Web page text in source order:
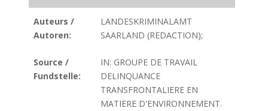
Auteurs /
Autoren:
LANDESKRIMINALAMT
SAARLAND (REDACTION);
Source /
Fundstelle:
IN: GROUPE DE TRAVAIL
DELINQUANCE
TRANSFRONTALIERE EN
MATIERE D'ENVIRONNEMENT.